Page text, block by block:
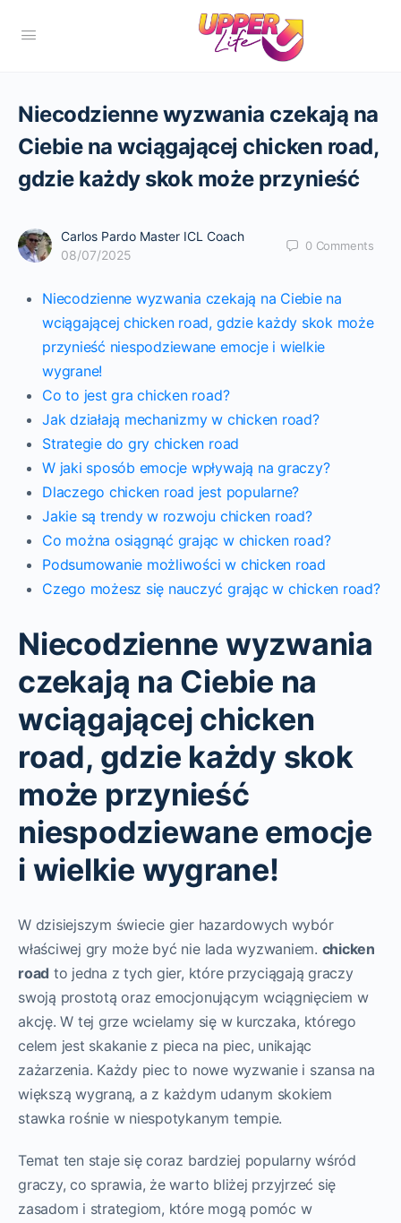
Niecodzienne wyzwania czekają na
Ciebie na wciągającej chicken road,
gdzie każdy skok może przynieść
Carlos Pardo Master ICL Coach
08/07/2025
0 Comments
Niecodzienne wyzwania czekają na Ciebie na
wciągającej chicken road, gdzie każdy skok może
przynieść niespodziewane emocje i wielkie
wygrane!
Co to jest gra chicken road?
Jak działają mechanizmy w chicken road?
Strategie do gry chicken road
W jaki sposób emocje wpływają na graczy?
Dlaczego chicken road jest popularne?
Jakie są trendy w rozwoju chicken road?
Co można osiągnąć grając w chicken road?
Podsumowanie możliwości w chicken road
Czego możesz się nauczyć grając w chicken road?
Niecodzienne wyzwania
czekają na Ciebie na
wciągającej chicken
road, gdzie każdy skok
może przynieść
niespodziewane emocje
i wielkie wygrane!
W dzisiejszym świecie gier hazardowych wybór
właściwej gry może być nie lada wyzwaniem. chicken
road to jedna z tych gier, które przyciągają graczy
swoją prostotą oraz emocjonującym wciągnięciem w
akcję. W tej grze wcielamy się w kurczaka, którego
celem jest skakanie z pieca na piec, unikając
zażarzenia. Każdy piec to nowe wyzwanie i szansa na
większą wygraną, a z każdym udanym skokiem
stawka rośnie w niespotykanym tempie.
Temat ten staje się coraz bardziej popularny wśród
graczy, co sprawia, że warto bliżej przyjrzeć się
zasadom i strategiom, które mogą pomóc w